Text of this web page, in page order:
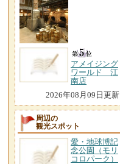
アメイジング
ワールド 江
南店
2026年08月09日更新
周辺の
観光スポット
愛・地球博記
念公園（モリ
コロパーク）